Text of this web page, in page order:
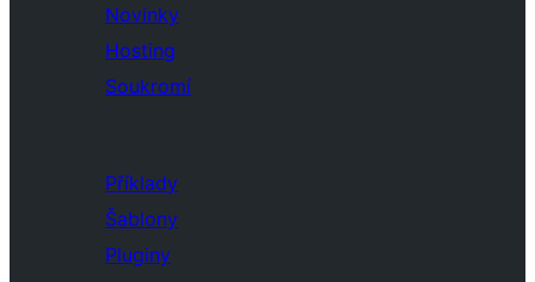
Novinky
Hosting
Soukromí
Příklady
Šablony
Pluginy